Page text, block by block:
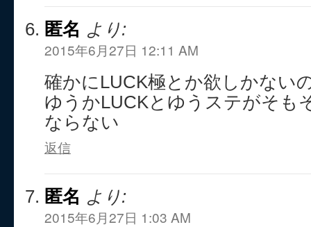
匿名 より:
2015年6月27日 12:11 AM
確かにLUCK極とか欲しかない
ゆうかLUCKとゆうステがそも
ならない
返信
匿名 より:
2015年6月27日 1:03 AM